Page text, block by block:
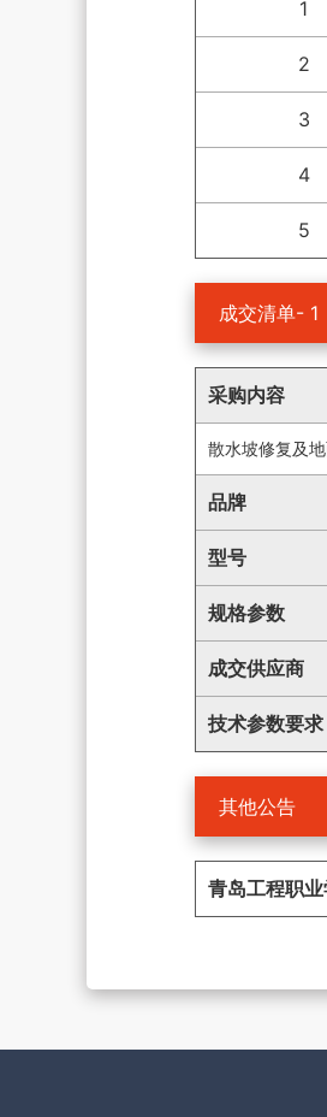
1
2
3
4
5
成交清单- 1
采购内容
散水坡修复及
品牌
型号
规格参数
成交供应商
技术参数要求
其他公告
青岛工程职